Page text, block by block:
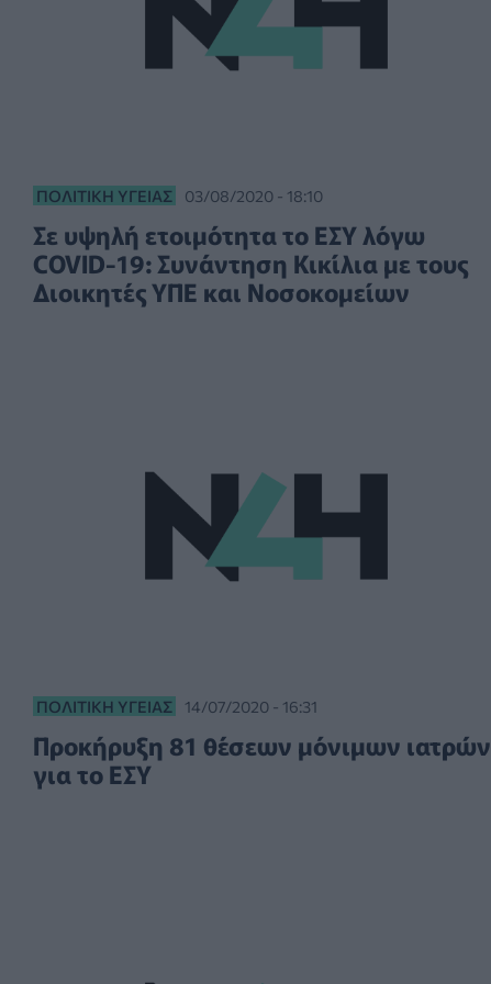
ΠΟΛΙΤΙΚΉ ΥΓΕΊΑΣ 03/08/2020 - 18:10
Σε υψηλή ετοιμότητα το ΕΣΥ λόγω
COVID-19: Συνάντηση Κικίλια με τους
Διοικητές ΥΠΕ και Νοσοκομείων
ΠΟΛΙΤΙΚΉ ΥΓΕΊΑΣ 14/07/2020 - 16:31
Προκήρυξη 81 θέσεων μόνιμων ιατρών
για το ΕΣΥ